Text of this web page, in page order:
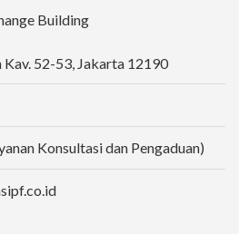
Building
Kav. 52-53, Jakarta 12190
Konsultasi dan Pengaduan)